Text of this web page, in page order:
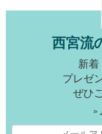
西宮流
新着
プレゼ
ぜひ
»